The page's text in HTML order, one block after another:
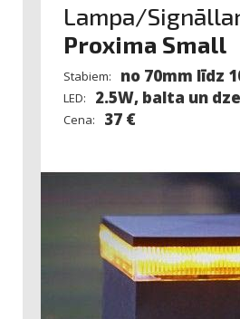
Lampa/
Proxima Small
Stabiem: no 70mm līdz
LED: 2.5W, balta un
Cena: 37 €